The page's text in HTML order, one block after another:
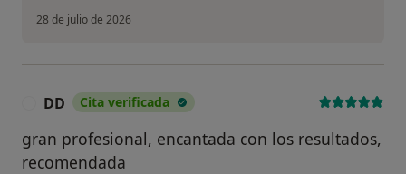
28 de julio de 2026
DD Cita verificada
gran profesional, encantada con los resultados,
recomendada